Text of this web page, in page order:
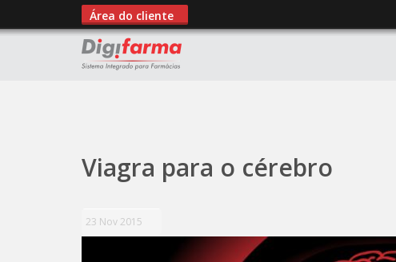
Área do cliente
Viagra para o cérebro
23 Nov 2015